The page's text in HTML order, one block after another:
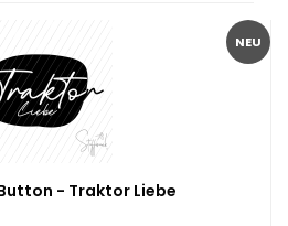
NEU
- Traktor Liebe